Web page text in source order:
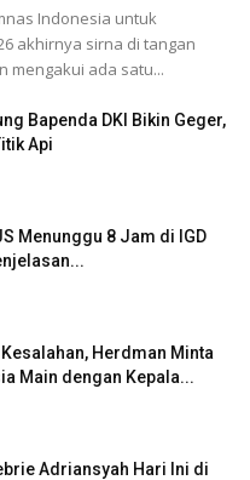
Indonesia untuk
akhirnya sirna di tangan
mengakui ada satu...
Bapenda DKI Bikin Geger,
Api
Menunggu 8 Jam di IGD
Herdman Minta
Main dengan Kepala...
Adriansyah Hari Ini di